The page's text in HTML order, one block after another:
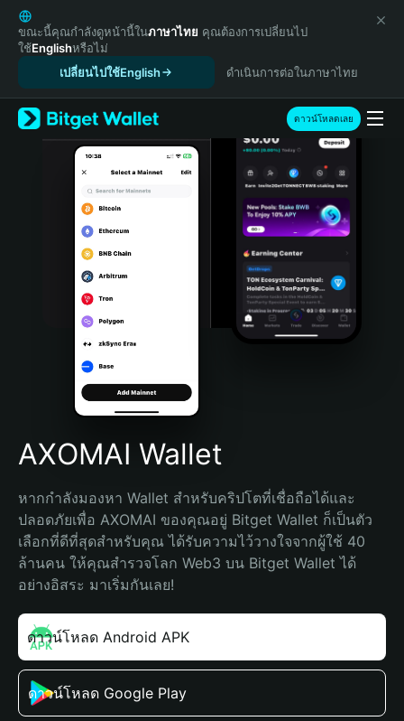
English
日本語
Tiếng Việt
Español (Latinoamérica)
Türkçe
Italiano
Português (Portugal)
Bahasa Indonesia
Português (Brasil)
Español (Argentina)
ขณะนี้คุณกำลังดูหน้านี้ในภาษาไทย คุณต้องการเปลี่ยนไป
ใช้Englishหรือไม่
เปลี่ยนไปใช้English
ดำเนินการต่อในภาษาไทย
ดาวน์โหลดเลย
AXOMAI Wallet
หากกำลังมองหา Wallet สำหรับคริปโตที่เชื่อถือได้และ
ปลอดภัยเพื่อ AXOMAI ของคุณอยู่ Bitget Wallet ก็เป็นตัว
เลือกที่ดีที่สุดสำหรับคุณ ได้รับความไว้วางใจจากผู้ใช้ 40
ล้านคน ให้คุณสำรวจโลก Web3 บน Bitget Wallet ได้
อย่างอิสระ มาเริ่มกันเลย!
ดาวน์โหลด Android APK
ดาวน์โหลด Google Play